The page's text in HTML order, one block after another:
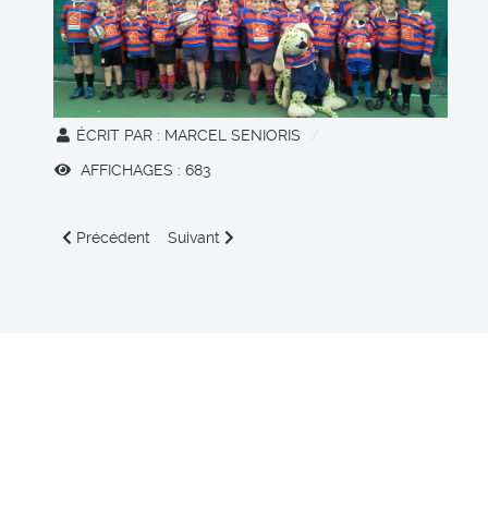
ÉCRIT PAR : MARCEL SENIORIS
AFFICHAGES : 683
Article précédent : En " poule" position !
Précédent Article suivant : Nouvelle saison, nouveaux
Suivant